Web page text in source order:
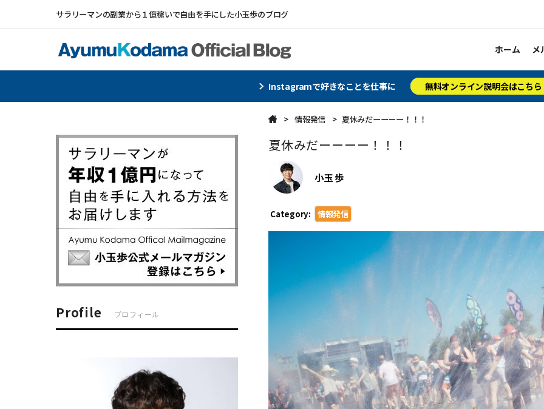
サラリーマンの副業から１億稼いで自由を手にした小玉歩のブログ
ホーム メ
Instagramで好きなことを仕事に 無料オンライン説明会はこちら
情報発信 夏休みだーーーー！！！
夏休みだーーーー！！！
小玉 歩
Category: 情報発信
Profile プロフィール